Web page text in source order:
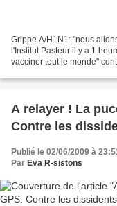
Grippe A/H1N1: "nous
l'Institut Pasteur il y a 1
vacciner tout le monde"
A relayer ! La
Contre les
Publié le 02/06/2009 à
Par Eva R-sistons